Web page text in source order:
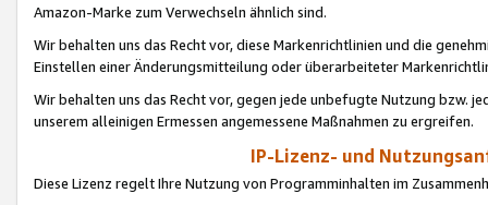
Amazon-Marke zum Verwechseln ähnlich sind.
Wir behalten uns das Recht vor, diese Markenrichtlinien und die
Einstellen einer Änderungsmitteilung oder überarbeiteter
Wir behalten uns das Recht vor, gegen jede unbefugte Nutzung bzw.
unserem alleinigen Ermessen angemessene Maßnahmen zu ergreifen.
IP-Lizenz- und
Diese Lizenz regelt Ihre Nutzung von Programminhalten im